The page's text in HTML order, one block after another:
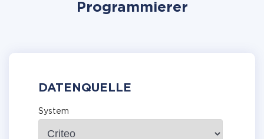
Programmierer
DATENQUELLE
System